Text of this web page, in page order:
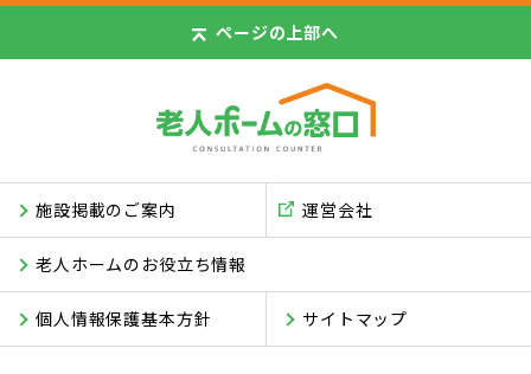
ページの上部へ
施設掲載のご案内
老人ホームのお役立ち情報
サイトマップ
運営会社
個人情報保護基本方針